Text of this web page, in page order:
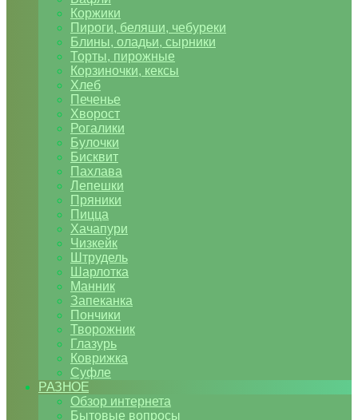
Коржики
Пироги, беляши, чебуреки
Блины, оладьи, сырники
Торты, пирожные
Корзиночки, кексы
Хлеб
Печенье
Хворост
Рогалики
Булочки
Бисквит
Пахлава
Лепешки
Пряники
Пицца
Хачапури
Чизкейк
Штрудель
Шарлотка
Манник
Запеканка
Пончики
Творожник
Глазурь
Коврижка
Суфле
РАЗНОЕ
Обзор интернета
Бытовые вопросы